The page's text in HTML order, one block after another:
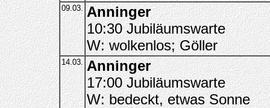
09.03. Anninger
10:30 Jubiläumswarte
W: wolkenlos; Göller
14.03. Anninger
17:00 Jubiläumswarte
W: bedeckt, etwas Sonne